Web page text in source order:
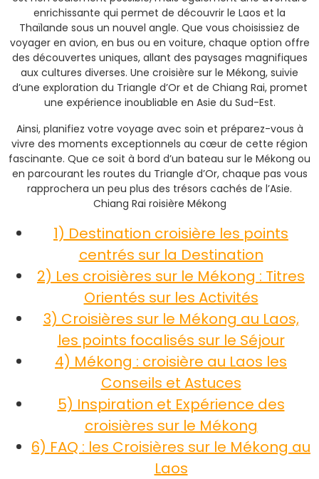
enrichissante qui permet de découvrir le Laos et la
Thaïlande sous un nouvel angle. Que vous choisissiez de
voyager en avion, en bus ou en voiture, chaque option offre
des découvertes uniques, allant des paysages magnifiques
aux cultures diverses. Une croisière sur le Mékong, suivie
d’une exploration du Triangle d’Or et de Chiang Rai, promet
une expérience inoubliable en Asie du Sud-Est.
Ainsi, planifiez votre voyage avec soin et préparez-vous à
vivre des moments exceptionnels au cœur de cette région
fascinante. Que ce soit à bord d’un bateau sur le Mékong ou
en parcourant les routes du Triangle d’Or, chaque pas vous
rapprochera un peu plus des trésors cachés de l’Asie.
Chiang Rai roisière Mékong
1) Destination croisière les points
centrés sur la Destination
2) Les croisières sur le Mékong : Titres
Orientés sur les Activités
3) Croisières sur le Mékong au Laos,
les points focalisés sur le Séjour
4) Mékong : croisière au Laos les
Conseils et Astuces
5) Inspiration et Expérience des
croisières sur le Mékong
6) FAQ : les Croisières sur le Mékong au
Laos